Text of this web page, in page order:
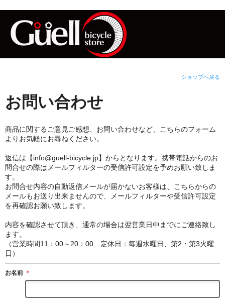
ショップへ戻る
お問い合わせ
商品に関するご意見ご感想、お問い合わせなど、こちらのフォーム
よりお気軽にお尋ねください。
返信は【info@guell-bicycle.jp】からとなります。携帯電話からのお
問合せの際はメールフィルターの受信許可設定を予めお願い致しま
す。
お問合せ内容の自動返信メールが届かないお客様は、こちらからの
メールもお送り出来ませんので、メールフィルターや受信許可設定
を再確認お願い致します。
内容を確認させて頂き、通常の場合は翌営業日中までにご連絡致し
ます。
（営業時間11：00～20：00 定休日：毎週水曜日、第2・第3火曜
日）
お名前 ＊